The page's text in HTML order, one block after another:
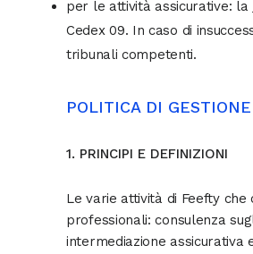
per le attività assicurative: la
Cedex 09. In caso di
tribunali competenti.
POLITICA DI
1. PRINCIPI E DEFINIZIONI
Le varie attività di Feefty
professionali: consulenza
intermediazione assicurativa